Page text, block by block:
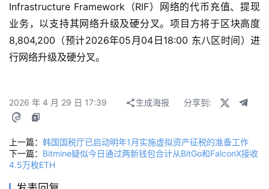
Infrastructure Framework（RIF）网络的代币充值、提现
业务，以支持其网络升级及硬分叉。项目方将于区块高度
8,804,200（预计2026年05月04日18:00 东八区时间）进
行网络升级及硬分叉。
2026 年 4 月 29 日 17:39 生成海报 分享到:
上一篇： 韩国国税厅已启动明年1月实施虚拟资产征税的准备工作
下一篇： Bitmine疑似今日通过两新钱包合计从BitGo和FalconX接收
4.5万枚ETH